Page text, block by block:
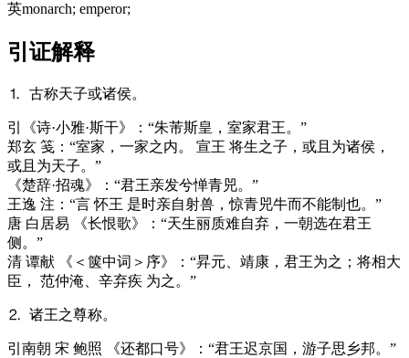
英monarch; emperor;
引证解释
⒈ 古称天子或诸侯。
引
《诗·小雅·斯干》：“朱芾斯皇，室家君王。”
郑玄 笺：“室家，一家之内。 宣王 将生之子，或且为诸侯，
或且为天子。”
《楚辞·招魂》：“君王亲发兮惮青兕。”
王逸 注：“言 怀王 是时亲自射兽，惊青兕牛而不能制也。”
唐 白居易 《长恨歌》：“天生丽质难自弃，一朝选在君王
侧。”
清 谭献 《＜箧中词＞序》：“昇元、靖康，君王为之；将相大
臣， 范仲淹、辛弃疾 为之。”
⒉ 诸王之尊称。
引 南朝 宋 鲍照 《还都口号》：“君王迟京国，游子思乡邦。”